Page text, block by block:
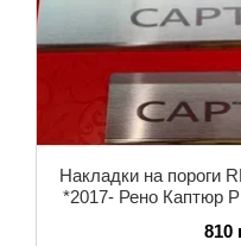
Накладки на пороги
*2017- Рено Каптюр
810